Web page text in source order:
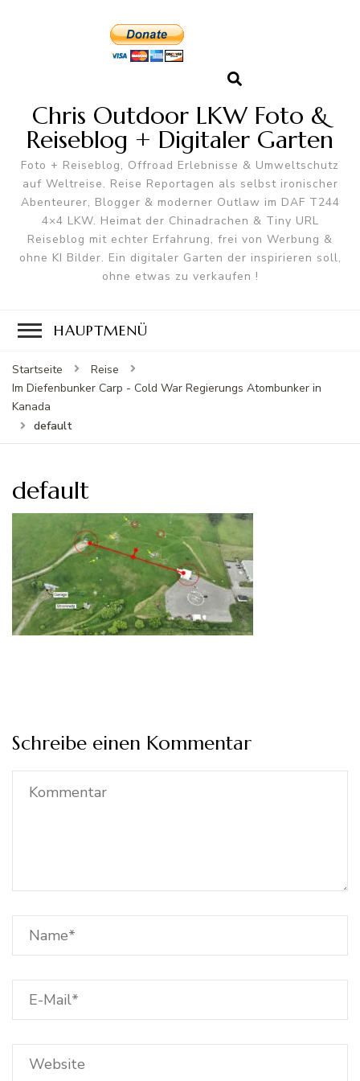
Chris Outdoor LKW Foto &
Reiseblog + Digitaler Garten
Foto + Reiseblog, Offroad Erlebnisse & Umweltschutz
auf Weltreise. Reise Reportagen als selbst ironischer
Abenteurer, Blogger & moderner Outlaw im DAF T244
4×4 LKW. Heimat der Chinadrachen & Tiny URL
Reiseblog mit echter Erfahrung, frei von Werbung &
ohne KI Bilder. Ein digitaler Garten der inspirieren soll,
ohne etwas zu verkaufen !
HAUPTMENÜ
Startseite
Reise
Im Diefenbunker Carp - Cold War Regierungs Atombunker in
Kanada
default
default
Schreibe einen Kommentar